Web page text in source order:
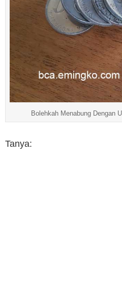
Bolehkah Menabung Dengan
Tanya: